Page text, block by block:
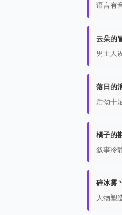
语言有
云朵的
男主人
落日的
后劲十
橘子的
叙事冷
碎冰雾
人物塑